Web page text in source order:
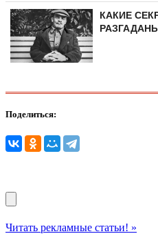
КАКИЕ
Поделиться:
Читать рекламные статьи! »